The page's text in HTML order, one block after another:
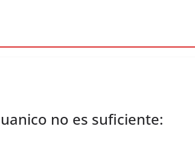
no es suficiente: